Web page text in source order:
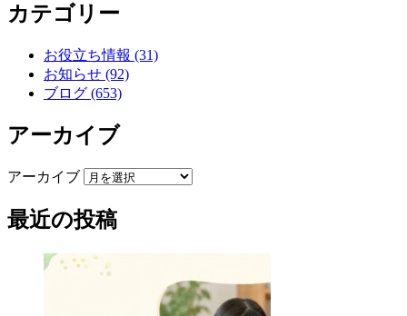
カテゴリー
お役立ち情報 (31)
お知らせ (92)
ブログ (653)
アーカイブ
アーカイブ
最近の投稿